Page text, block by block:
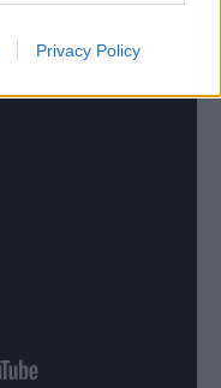
Privacy Policy